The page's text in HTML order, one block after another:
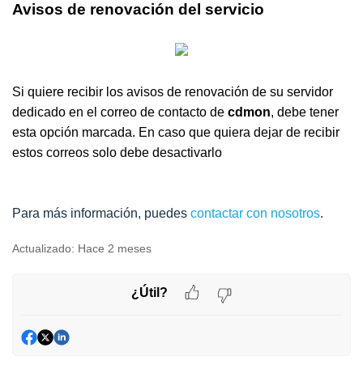
Avisos de renovación del servicio
Si quiere recibir los avisos de renovación de su servidor
dedicado en el correo de contacto de cdmon, debe tener
esta opción marcada. En caso que quiera dejar de recibir
estos correos solo debe desactivarlo
Para más información, puedes contactar con nosotros.
Actualizado: Hace 2 meses
¿Útil?